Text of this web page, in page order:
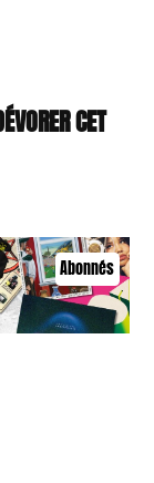
CET
Abonnés